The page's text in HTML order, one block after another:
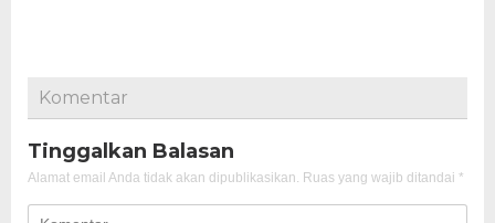
Komentar
Tinggalkan Balasan
Alamat email Anda tidak akan dipublikasikan. Ruas yang wajib ditandai *